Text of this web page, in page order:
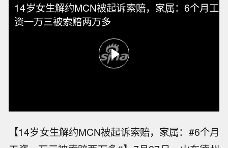
14岁女生解约MCN被起诉索赔，家属：6个月工
资一万三被索赔两万多
【14岁女生解约MCN被起诉索赔，家属：#6个月